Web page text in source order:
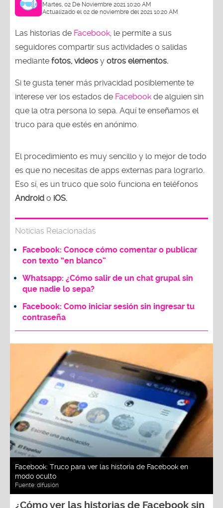
Martes, 02 De Noviembre 2021 10:20 AM
Actualizado el 02 de noviembre del 2021 10:20 AM
Las historias de Facebook , le permite a sus
seguidores compartir sus actividades o salidas
mediante fotos, videos y otros elementos.
Si te gusta tener más privacidad posiblemente te
interese ver los estados de Facebook de alguien sin
que la otra persona lo sepa. Aquí te enseñamos el
truco para que estés en anónimo.
El procedimiento es muy sencillo y lo mejor de todo
es que no necesitas de apps externas para lograrlo.
Eso sí, es un truco que solo funciona en teléfonos
Android o iOS.
Noticias Relacionadas
Facebook: Conoce cómo comentar o publicar
con texto “en blanco”
Whatsapp: ¿Cómo salir de un chat grupal sin
que nadie lo sepa?
Facebook: Como iniciar sesión sin ingresar tu
contraseña
Facebook: Truco para ver las historia de Facebook en
modo oculto
Fuente: difusión
¿Cómo ver las historias de Facebook sin